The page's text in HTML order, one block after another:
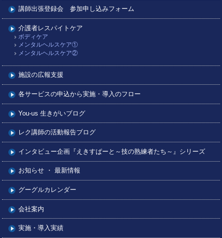
講師出張登録会 参加申し込みフォーム
介護者レスパイトケア
ボディケア
メンタルヘルスケア①
メンタルヘルスケア②
施設の広報支援
各サービスの申込から実施・導入のフロー
You-us 生きがいブログ
レク講師の活動報告ブログ
インタビュー企画『えきすぱーと～技の熟練者たち～』シリーズ
お知らせ ・ 最新情報
グーグルカレンダー
会社案内
実施・導入実績